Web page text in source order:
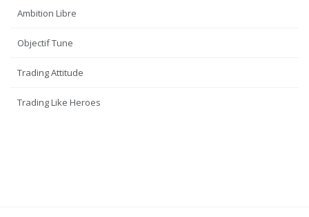
Ambition Libre
Objectif Tune
Trading Attitude
Trading Like Heroes